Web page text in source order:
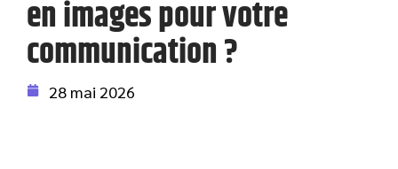
en images pour votre
communication ?
28 mai 2026